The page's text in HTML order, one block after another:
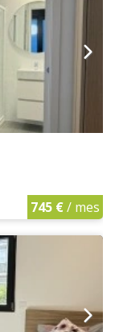
745 €/ mes